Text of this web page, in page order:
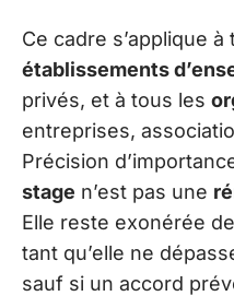
Ce cadre s’applique à
établissements
privés, et à tous les
entreprises,
Précision
stage n’est pas une
Elle reste exonérée
tant qu’elle ne
sauf si un accord